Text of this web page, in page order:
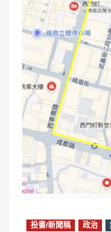
投書/新聞稿 政治